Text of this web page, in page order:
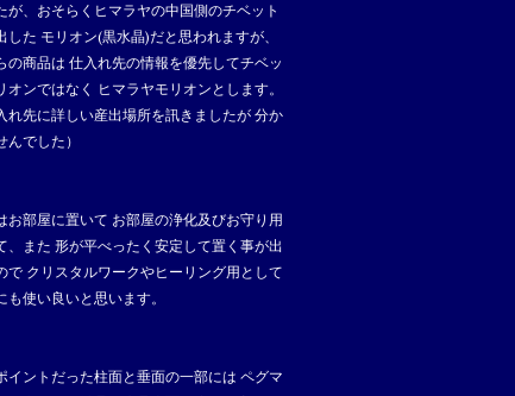
が、おそらくヒマラヤの中国側のチベット
した モリオン(黒水晶)だと思われますが、
の商品は 仕入れ先の情報を優先してチベッ
オンではなく ヒマラヤモリオンとします。
れ先に詳しい産出場所を訊きましたが 分か
んでした）
お部屋に置いて お部屋の浄化及びお守り用
、また 形が平べったく安定して置く事が出
で クリスタルワークやヒーリング用として
も使い良いと思います。
イントだった柱面と垂面の一部には ペグマ